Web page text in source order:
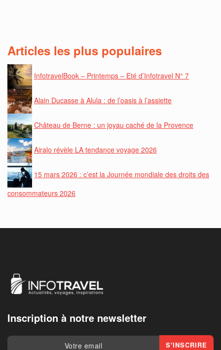
Articles les plus populaires
InfotravelBook – Printemps – Eté d’Infotravel N° 7
Alain Ducasse à Alula : de l’oasis à l’assiette
Château de Berne : un joyau caché de la Provence
Airalo révèle LA tendance voyage 2026
15 mars 2026 : c’est la Journée mondiale des droits des
consommateurs 2026
Inscription à notre newsletter